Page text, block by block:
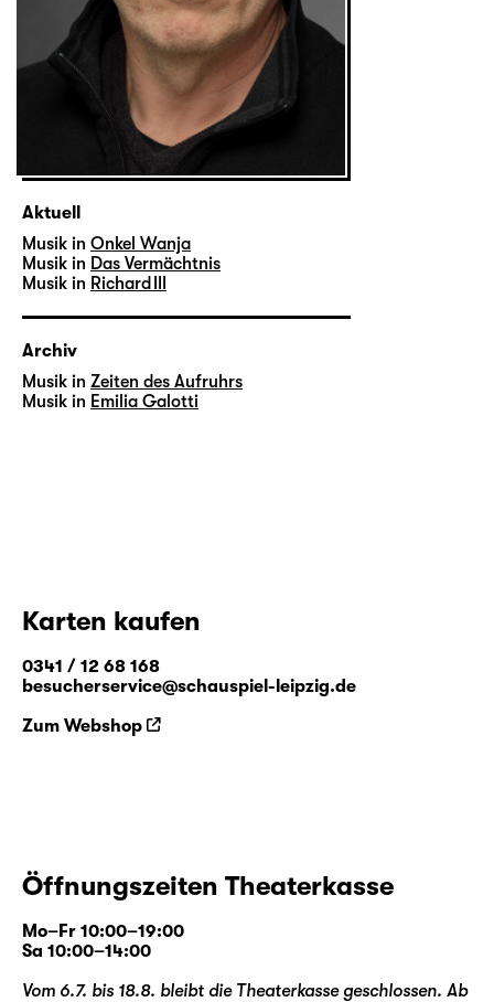
Aktuell
Musik in Onkel Wanja
Musik in Das Vermächtnis
Musik in Richard III
Archiv
Musik in Zeiten des Aufruhrs
Musik in Emilia Galotti
Karten kaufen
0341 / 12 68 168
besucherservice@schauspiel-leipzig.de
Zum Webshop
Öffnungszeiten Theaterkasse
Mo–Fr 10:00–19:00
Sa 10:00–14:00
Vom 6.7. bis 18.8. bleibt die Theaterkasse geschlossen. Ab